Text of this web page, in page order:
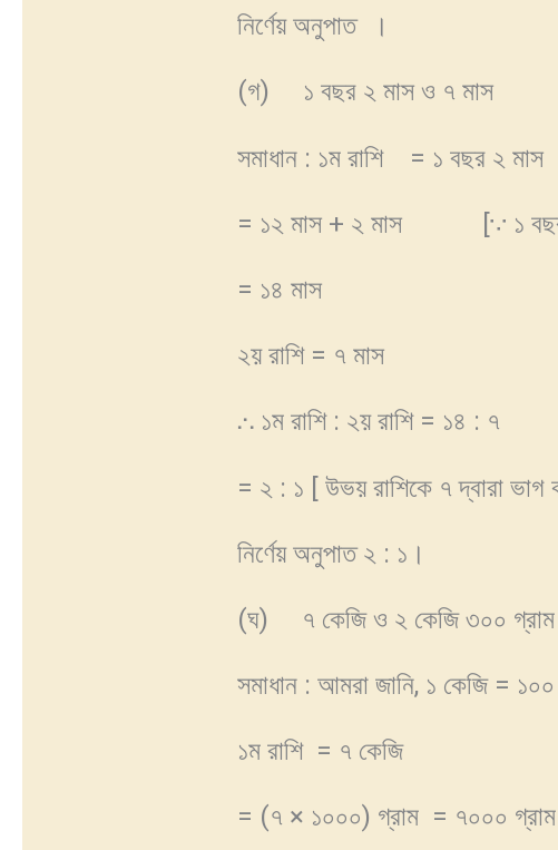
নির্ণেয় অনুপাত ।
(গ) ১ বছর ২ মাস ও ৭ মাস
সমাধান : ১ম রাশি = ১ বছর ২ মাস
= ১২ মাস + ২ মাস [⸪ ১ বছর
= ১৪ মাস
২য় রাশি = ৭ মাস
⸫ ১ম রাশি : ২য় রাশি = ১৪ : ৭
= ২ : ১ [ উভয় রাশিকে ৭ দ্বারা ভাগ
নির্ণেয় অনুপাত ২ : ১।
(ঘ) ৭ কেজি ও ২ কেজি ৩০০ গ্রাম
সমাধান : আমরা জানি, ১ কেজি =
১ম রাশি = ৭ কেজি
= (৭ × ১০০০) গ্রাম = ৭০০০ গ্রাম